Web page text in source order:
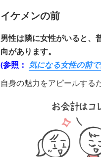
イケメンの前
男性は隣に女性がいると、
向があります。
(参照： 気になる女性の前
自身の魅力をアピールする